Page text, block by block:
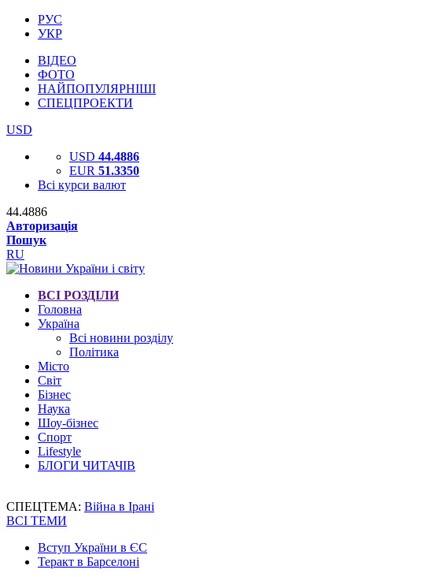
РУС
УКР
ВІДЕО
ФОТО
НАЙПОПУЛЯРНІШІ
СПЕЦПРОЕКТИ
USD
USD 44.4886
EUR 51.3350
Всі курси валют
44.4886
Авторизація
Пошук
RU
ВСІ РОЗДІЛИ
Головна
Україна
Всі новини розділу
Політика
Місто
Світ
Бізнес
Наука
Шоу-бізнес
Спорт
Lifestyle
БЛОГИ ЧИТАЧІВ
СПЕЦТЕМА: Війна в Ірані
ВСІ ТЕМИ
Вступ України в ЄС
Теракт в Барселоні